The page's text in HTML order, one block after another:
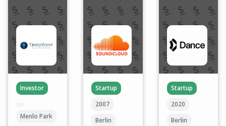
Investor
Menlo Park
Startup
2007
Berlin
Startup
2020
Berlin